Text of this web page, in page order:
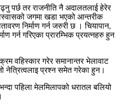
पर्छ तर राजनीति नै अदालतलाई हेरेर
जगमा खडा भएको आन्तरीक
निर्माण गर्न जरुरी छ । चियापान,
गर्न गरिएका प्रारम्भिक प्रयत्नहरु हुन
वहिस्कार गरेर समानान्तर भेलावाट
नेत्रित्वलाइ प्रश्न समेत गरेका हुन।
पहिला मेलमिलापको धरातल बलियो